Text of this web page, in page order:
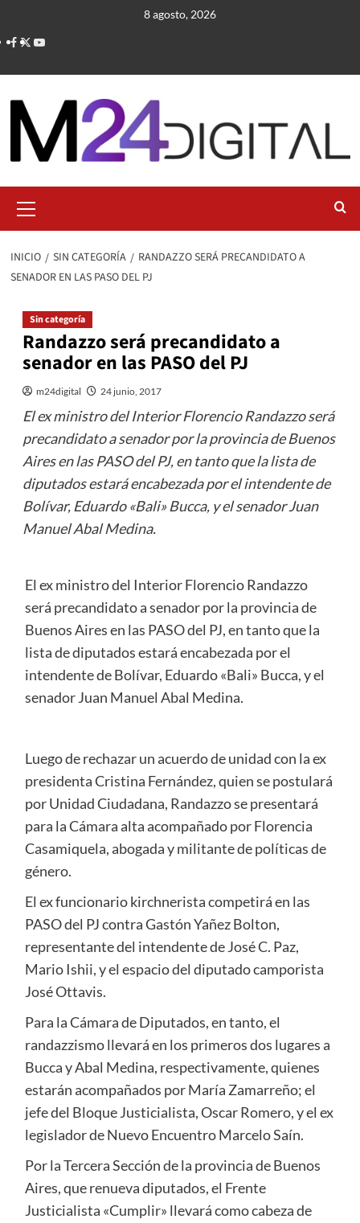
contenido
8 agosto, 2026
primario
INICIO SIN CATEGORÍA
RANDAZZO SERÁ PRECANDIDATO A
SENADOR EN LAS PASO DEL PJ
Sin categoría
Randazzo será precandidato a
senador en las PASO del PJ
m24digital 24 junio, 2017
El ex ministro del Interior Florencio Randazzo será
precandidato a senador por la provincia de Buenos
Aires en las PASO del PJ, en tanto que la lista de
diputados estará encabezada por el intendente de
Bolívar, Eduardo «Bali» Bucca, y el senador Juan
Manuel Abal Medina.
El ex ministro del Interior Florencio Randazzo
será precandidato a senador por la provincia de
Buenos Aires en las PASO del PJ, en tanto que la
lista de diputados estará encabezada por el
intendente de Bolívar, Eduardo «Bali» Bucca, y el
senador Juan Manuel Abal Medina.
Luego de rechazar un acuerdo de unidad con la ex
presidenta Cristina Fernández, quien se postulará
por Unidad Ciudadana, Randazzo se presentará
para la Cámara alta acompañado por Florencia
Casamiquela, abogada y militante de políticas de
género.
El ex funcionario kirchnerista competirá en las
PASO del PJ contra Gastón Yañez Bolton,
representante del intendente de José C. Paz,
Mario Ishii, y el espacio del diputado camporista
José Ottavis.
Para la Cámara de Diputados, en tanto, el
randazzismo llevará en los primeros dos lugares a
Bucca y Abal Medina, respectivamente, quienes
estarán acompañados por María Zamarreño; el
jefe del Bloque Justicialista, Oscar Romero, y el ex
legislador de Nuevo Encuentro Marcelo Saín.
Por la Tercera Sección de la provincia de Buenos
Aires, que renueva diputados, el Frente
Justicialista «Cumplir» llevará como cabeza de